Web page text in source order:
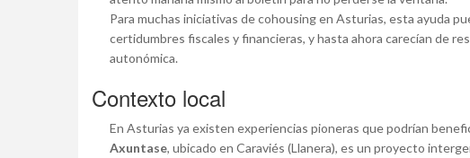
Para muchas iniciativas de cohousing en Asturias, esta ayuda
certidumbres fiscales y financieras, y hasta ahora carecían de
autonómica.
Contexto local
En Asturias ya existen experiencias pioneras que podrían
Axuntase, ubicado en Caraviés (Llanera), es un proyecto